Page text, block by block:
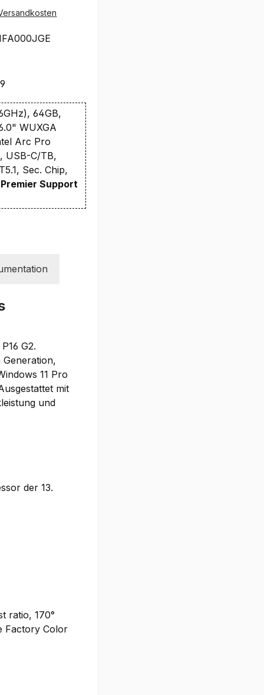
64GB,
WUXGA
Arc Pro
USB-C/TB,
Sec. Chip,
Support
G2.
11 Pro
mit
und
der 13.
ratio, 170°
Factory Color